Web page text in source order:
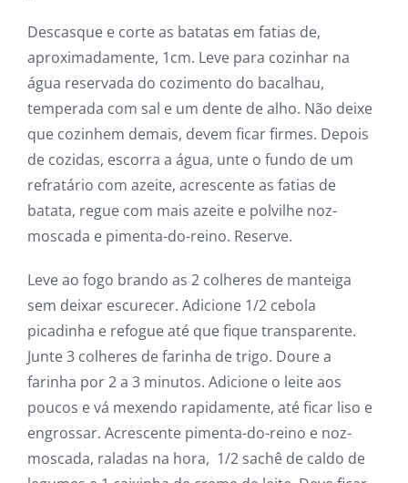
Descasque e corte as batatas em fatias de,
aproximadamente, 1cm. Leve para cozinhar na
água reservada do cozimento do bacalhau,
temperada com sal e um dente de alho. Não deixe
que cozinhem demais, devem ficar firmes. Depois
de cozidas, escorra a água, unte o fundo de um
refratário com azeite, acrescente as fatias de
batata, regue com mais azeite e polvilhe noz-
moscada e pimenta-do-reino. Reserve.
Leve ao fogo brando as 2 colheres de manteiga
sem deixar escurecer. Adicione 1/2 cebola
picadinha e refogue até que fique transparente.
Junte 3 colheres de farinha de trigo. Doure a
farinha por 2 a 3 minutos. Adicione o leite aos
poucos e vá mexendo rapidamente, até ficar liso e
engrossar. Acrescente pimenta-do-reino e noz-
moscada, raladas na hora, 1/2 sachê de caldo de